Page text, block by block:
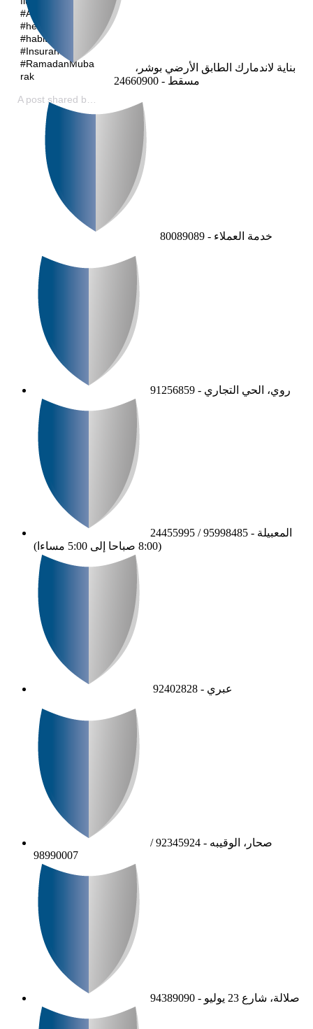
#AFIC_Oman
#health #advice
#habits
#Insurance
#RamadanMuba
rak
بناية لاندمارك الطابق الأرضي بوشر،
مسقط - 24660900
خدمة العملاء - 80089089
روي، الحي التجاري - 91256859
المعبيلة - 95998485 / 24455995
(8:00 صباحا إلى 5:00 مساءا)
عبري - 92402828
صحار، الوقيبه - 92345924 /
98990007
صلالة، شارع 23 يوليو - 94389090